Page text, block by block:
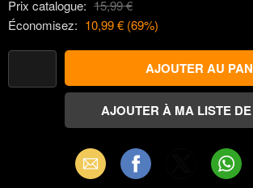
Prix catalogue: 15,99 €
Économisez: 10,99 € (69%)
Email Facebook